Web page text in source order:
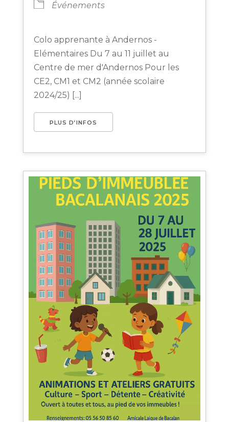
Événements
Colo apprenante à Andernos -
Elémentaires Du 7 au 11 juillet au
Centre de mer d'Andernos Pour les
CE2, CM1 et CM2 (année scolaire
2024/25) [...]
PLUS D’INFOS